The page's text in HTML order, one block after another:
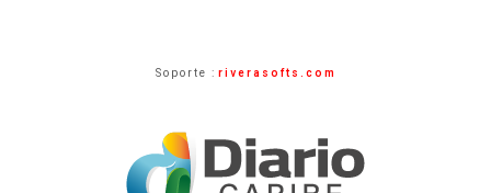
Soporte : riverasofts.com